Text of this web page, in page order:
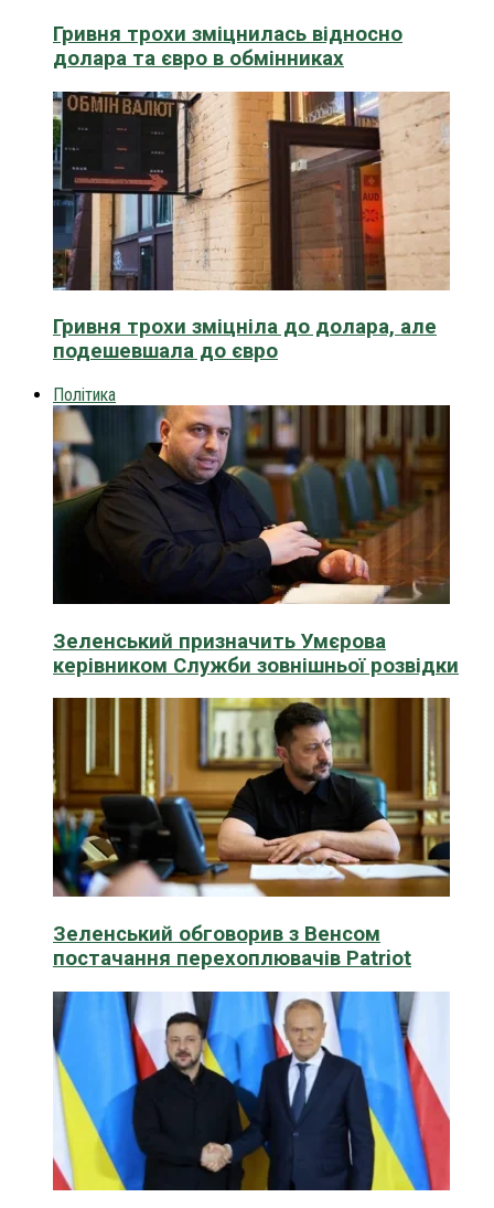
Гривня трохи зміцнилась відносно
долара та євро в обмінниках
Гривня трохи зміцніла до долара, але
подешевшала до євро
Політика
Зеленський призначить Умєрова
керівником Служби зовнішньої розвідки
Зеленський обговорив з Венсом
постачання перехоплювачів Patriot